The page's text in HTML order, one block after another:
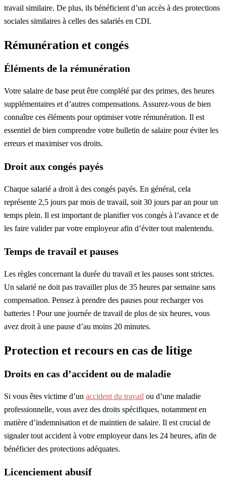
travail similaire. De plus, ils bénéficient d’un accès à des protections
sociales similaires à celles des salariés en CDI.
Rémunération et congés
Éléments de la rémunération
Votre salaire de base peut être complété par des primes, des heures
supplémentaires et d’autres compensations. Assurez-vous de bien
connaître ces éléments pour optimiser votre rémunération. Il est
essentiel de bien comprendre votre bulletin de salaire pour éviter les
erreurs et maximiser vos droits.
Droit aux congés payés
Chaque salarié a droit à des congés payés. En général, cela
représente 2,5 jours par mois de travail, soit 30 jours par an pour un
temps plein. Il est important de planifier vos congés à l’avance et de
les faire valider par votre employeur afin d’éviter tout malentendu.
Temps de travail et pauses
Les règles concernant la durée du travail et les pauses sont strictes.
Un salarié ne doit pas travailler plus de 35 heures par semaine sans
compensation. Pensez à prendre des pauses pour recharger vos
batteries ! Pour une journée de travail de plus de six heures, vous
avez droit à une pause d’au moins 20 minutes.
Protection et recours en cas de litige
Droits en cas d’accident ou de maladie
Si vous êtes victime d’un accident du travail ou d’une maladie
professionnelle, vous avez des droits spécifiques, notamment en
matière d’indemnisation et de maintien de salaire. Il est crucial de
signaler tout accident à votre employeur dans les 24 heures, afin de
bénéficier des protections adéquates.
Licenciement abusif